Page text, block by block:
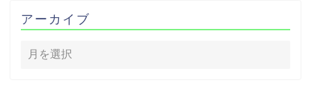
アーカイブ